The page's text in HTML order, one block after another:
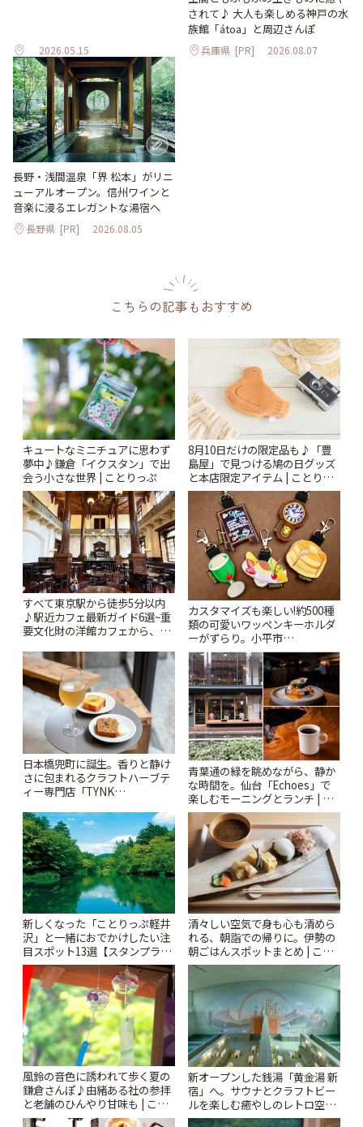
2026.05.15
されて♪ 大人も楽しめる神戸の水
族館「átoa」と周辺さんぽ
兵庫県 [PR] 2026.08.07
長野・浅間温泉「界 松本」がリニ
ューアルオープン。信州ワインと
音楽に浸るエレガントな湯宿へ
長野県 [PR] 2026.08.05
こちらの記事もおすすめ
キュートなミニチュアに思わず
夢中♪鎌倉「イクスタン」で出
会う小さな世界 | ことりっぷ
8月10日だけの限定品も♪「豊
島屋」で見つける鳩の日グッズ
と本店限定アイテム | ことりっ
ぷ
すべて東京駅から徒歩5分以内
♪駅近カフェ最新ガイド6選~重
要文化財の洋館カフェから、改
りっぷ
カスタマイズも楽しい!約500種
類の可愛いワッペンキーホルダ
ーがずらり。小平市
「Kimamaya T&K」 | ことりっ
ぷ
日本橋兜町に誕生。香りと静け
さに包まれるクラフトハーブテ
ィー専門店「TYNK
青葉通の緑を眺めながら、静か
な時間を。仙台「Echoes」で
楽しむモーニングとランチ | こ
とりっぷ
新しくなった「ことりっぷ軽井
沢」と一緒におでかけしたい注
目スポット13選【スタンプラリ
ー開催中】 | ことりっぷ
清々しい空気で身も心も清めら
れる、朝詣での帰りに。伊勢の
朝ごはんスポットまとめ | こと
りっぷ
風鈴の音色に誘われて歩く夏の
鎌倉さんぽ♪由緒ある社の参拝
と老舗のひんやり甘味も | こと
りっぷ
新オープンした銭湯「黄金湯 新
宿」へ。サウナとクラフトビー
ルを楽しむ癒やしのレトロ空間
| ことりっぷ